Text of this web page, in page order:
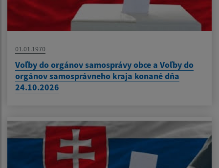
01.01.1970
Voľby do orgánov samosprávy obce a Voľby do
orgánov samosprávneho kraja konané dňa
24.10.2026